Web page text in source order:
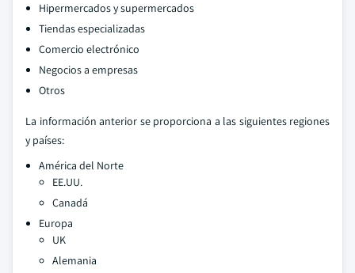
Hipermercados y supermercados
Tiendas especializadas
Comercio electrónico
Negocios a empresas
Otros
La información anterior se proporciona a las siguientes regiones
y países:
América del Norte
EE.UU.
Canadá
Europa
UK
Alemania